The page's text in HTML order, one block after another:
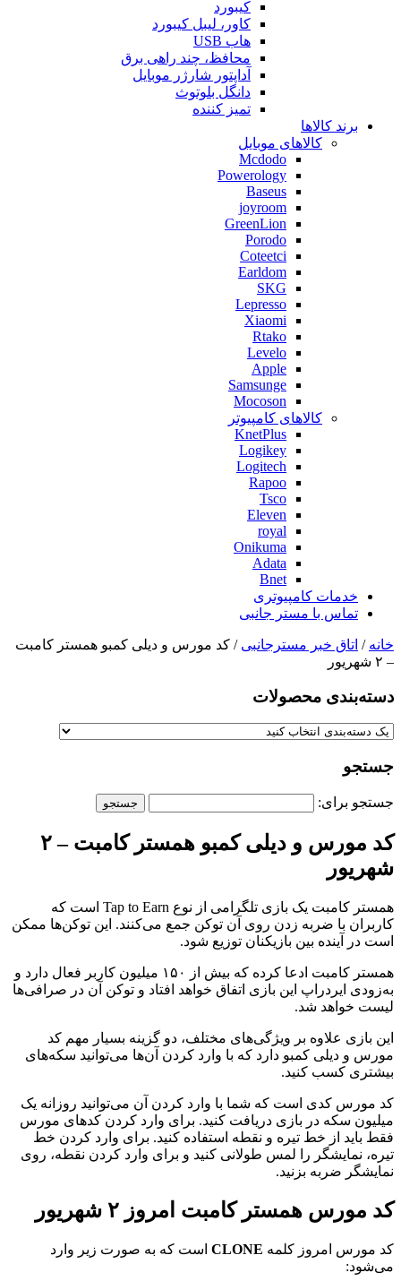
کیبورد
کاور، لیبل کیبورد
هاب USB
محافظ، چند راهی برق
آداپتور شارژر موبایل
دانگل بلوتوث
تمیز کننده
برند کالاها
کالاهای موبایل
Mcdodo
Powerology
Baseus
joyroom
GreenLion
Porodo
Coteetci
Earldom
SKG
Lepresso
Xiaomi
Rtako
Levelo
Apple
Samsunge
Mocoson
کالاهای کامپیوتر
KnetPlus
Logikey
Logitech
Rapoo
Tsco
Eleven
royal
Onikuma
Adata
Bnet
خدمات کامپیوتری
تماس با مستر جانبی
خانه / اتاق خبر مسترجانبی / کد مورس و دیلی کمبو همستر کامبت
– ۲ شهریور
دسته‌بندی‌ محصولات
جستجو
جستجو برای:
کد مورس و دیلی کمبو همستر کامبت – ۲
شهریور
همستر کامبت یک بازی تلگرامی از نوع Tap to Earn است که
کاربران با ضربه زدن روی آن توکن جمع می‌کنند. این توکن‌ها ممکن
است در آینده بین بازیکنان توزیع شود.
همستر کامبت ادعا کرده که بیش از ۱۵۰ میلیون کاربر فعال دارد و
به‌زودی ایردراپ این بازی اتفاق خواهد افتاد و توکن آن در صرافی‌ها
لیست خواهد شد.
این بازی علاوه بر ویژگی‌های مختلف، دو گزینه بسیار مهم کد
مورس و دیلی کمبو دارد که با وارد کردن آن‌ها می‌توانید سکه‌های
بیشتری کسب کنید.
کد مورس کدی است که شما با وارد کردن آن می‌توانید روزانه یک
میلیون سکه‌ در بازی دریافت کنید. برای وارد کردن کدهای مورس
فقط باید از خط تیره و نقطه استفاده کنید. برای وارد کردن خط‌
تیره، نمایشگر را لمس طولانی کنید و برای وارد کردن نقطه، روی
نمایشگر ضربه‌ بزنید.
کد مورس همستر کامبت امروز ۲ شهریور
کد مورس امروز کلمه CLONE است که به صورت زیر وارد
می‌شود: